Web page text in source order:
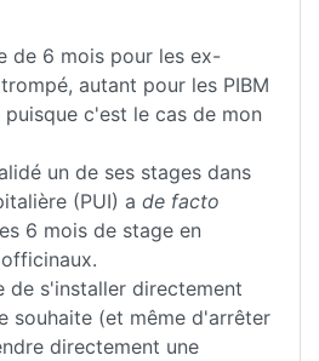
de 6 mois pour les ex-
autant pour les PIBM
c'est le cas de mon
un de ses stages dans
(PUI) a de facto
6 mois de stage en
de s'installer directement
souhaite (et même d'arrêter
directement une